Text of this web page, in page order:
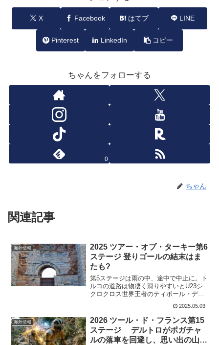
X Facebook はてブ LINE
Pinterest LinkedIn コピー
ちゃんをフォローする
0
ちゃん
関連記事
海外情報
2025 ツアー・オブ・ターキー第6
ステージ 登りゴールの結末はま
たも?
第5ステージは雨の中、途中で中止に。ト
ルコの道路は物凄く滑りやすいとU23シ
クロクロス世界王者のティボール・デ
ル・グロッソがいうほどだから、相当な
のだろう。晴れていてもグリップがない
となると走るのも一苦労だ。第6ステー
ジ セルチュク～セル...
2025.05.03
海外情報
2026 ツール・ド・フランス第15
ステージ デルトロがポガチャ
ルの落車を回避し、思い出の山岳